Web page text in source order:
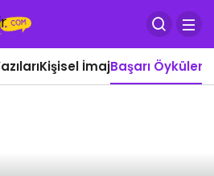
Kişisel İmajBaşarı Öyküleri